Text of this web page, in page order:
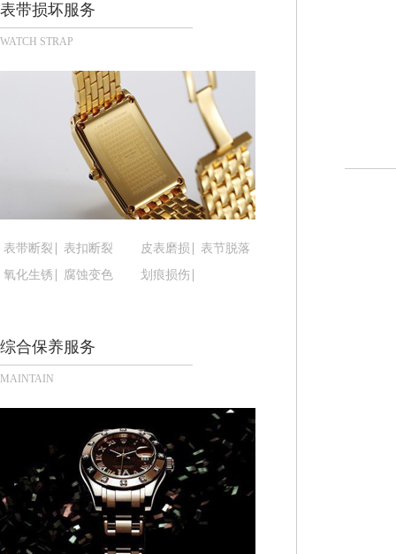
甘肃省兰州市七里河区西津西路16号兰州中心写字
黑龙江省大庆市萨尔图区会战大街腕表时光售后服
黑龙江省鹤岗市向阳区红军路腕表时光售后服务中
黑龙江省黑河市爱辉区中央街腕表时光售后服务中
黑龙江省鸡西市鸡冠区红军路腕表时光售后服务中
黑龙江省佳木斯市向阳区长安路腕表时光售后服务
黑龙江省牡丹江市东安区太平路腕表时光售后服务
黑龙江省七台河市桃山区大同街腕表时光售后服务
黑龙江省齐齐哈尔市龙沙区龙华路腕表时光售后服
黑龙江省双鸭山市尖山区新兴大街腕表时光售后服
吉林省辽源市龙山区人民大街腕表时光售后服务中
吉林省梅河口市新华街道梅河大街腕表时光售后服
吉林省四平市铁东区紫气大路与南九经街交汇处腕
吉林省松原市宁江区五环大街腕表时光售后服务中
吉林省通化市东昌区环通乡江南大街腕表时光售后
吉林省延边市延吉市解放路腕表时光售后服务中心
表带损坏服务
WATCH STRAP
表带断裂 表扣断裂 皮表磨损
表节脱落
氧化生锈
腐蚀变色 划痕损伤
综合保养服务
MAINTAIN